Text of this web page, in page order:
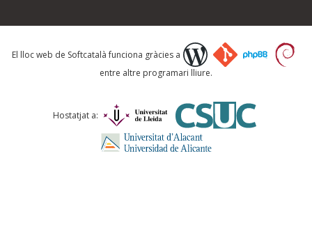
Què proposeu?
Comentari *
El lloc web de Softcatalà funciona gràcies a
entre altre programari lliure.
Hostatjat a: